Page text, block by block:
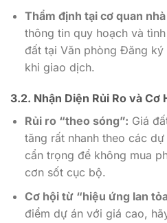
Thẩm định tại cơ quan
thông tin quy hoạch và
đất tại Văn phòng Đăng
khi giao dịch.
3.2. Nhận Diện Rủi Ro và Cơ
Rủi ro “theo sóng”: Giá
tăng rất nhanh theo các
cẩn trọng để không mua
cơn sốt cục bộ.
Cơ hội từ “hiệu ứng lan
điểm dự án với giá cao,